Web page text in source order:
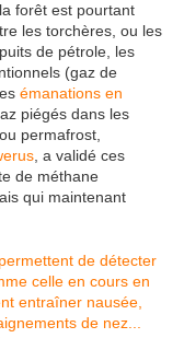
forêt est pourtant
les torchères, ou les
de pétrole, les
(gaz de
émanations en
piégés dans les
permafrost,
, a validé ces
de méthane
qui maintenant